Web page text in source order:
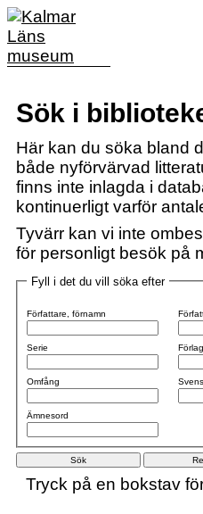
Sök i
Här kan du söka bland
både nyförvärvad
finns inte inlagda i
kontinuerligt varför
Tyvärr kan vi inte
för personligt besök på
Fyll i det du vill söka efter
Författare, förnamn
Serie
Omfång
Ämnesord
Tryck på en bokstav